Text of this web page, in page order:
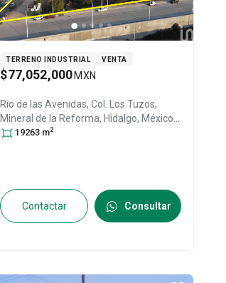
TERRENO INDUSTRIAL VENTA
$77,052,000 MXN
Rio de las Avenidas, Col. Los Tuzos,
Mineral de la Reforma, Hidalgo, México
C.P. 42185, ID:
19263 m2
Contactar Consultar